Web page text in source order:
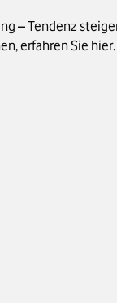
– Tendenz
erfahren Sie hier.